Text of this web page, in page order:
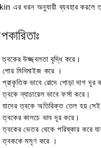
এর ধরন অনুযায়ী ব্যবহার করলে
ত্বকের উজ্জ্বলতা বৃদ্ধি করে।
মিনিমাইজ করে ।
ভাবে রোদে পোড়া দাগ দূর
ন্যাচারেল ভাবে ফর্সা করে।
ত্বকে অতিরিক্ত তেল হয়
কালচে ভাব দূর করে।
ভেতর থেকে পরিষ্কার করে‌
ত্বককে মসৃণ করে ।